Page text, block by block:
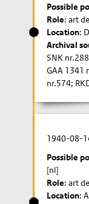
Possible
Role: art
Location:
Archival
SNK
GAA 1341
nr.574;
1940-08-
Possible
[nl]
Role: art
Location: